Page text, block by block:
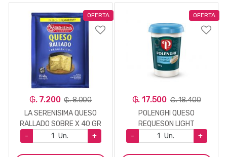
OFERTA
₲. 7.200 ₲. 8.000
LA SERENISIMA QUESO
RALLADO SOBRE X 40 GR
-
Un. +
OFERTA
₲. 17.500 ₲. 18.400
POLENGHI QUESO
REQUESON LIGHT
-
Un. +